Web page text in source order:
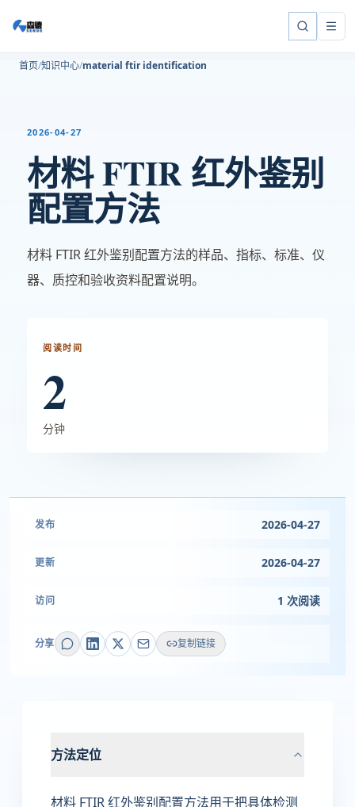
首页 知识中心 material ftir identification
2026-04-27
材料 FTIR 红外鉴别
配置方法
材料 FTIR 红外鉴别配置方法的样品、指标、标准、仪
器、质控和验收资料配置说明。
阅读时间
2
分钟
发布 2026-04-27
更新 2026-04-27
访问 1 次阅读
分享 复制链接
方法定位
材料 FTIR 红外鉴别配置方法用于把具体检测